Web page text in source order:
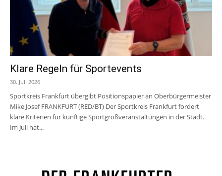
Klare Regeln für Sportevents
30. Juli 2026
Sportkreis Frankfurt übergibt Positionspapier an Oberbürgermeister
Mike Josef FRANKFURT (RED/BT) Der Sportkreis Frankfurt fordert
klare Kriterien für künftige Sportgroßveranstaltungen in der Stadt.
Im Juli hat...